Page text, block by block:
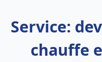
Service:
chauffe